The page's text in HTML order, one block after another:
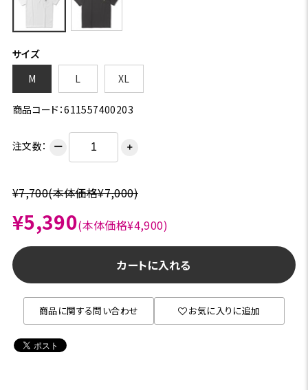
サイズ
M
L XL
商品コード：611557400203
注文数： ー ＋
¥7,700(本体価格¥7,000)
¥5,390(本体価格¥4,900)
カートに入れる
商品に関する問い合わせ お気に入りに追加